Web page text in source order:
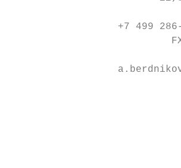
+7 499